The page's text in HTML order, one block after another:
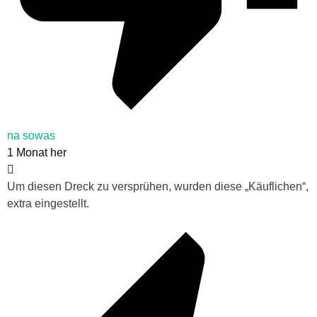
na sowas
1 Monat her
Um diesen Dreck zu versprühen, wurden diese „Käuflichen“,
extra eingestellt.